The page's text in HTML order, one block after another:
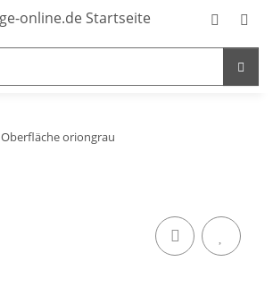
Oberfläche oriongrau